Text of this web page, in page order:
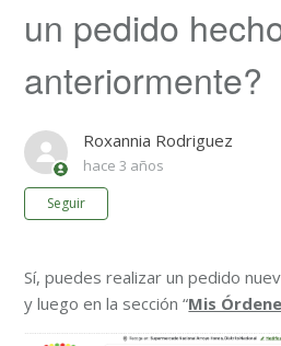
un pedido
anteriormente?
Roxannia Rodriguez
hace 3 años
Seguir
Sí, puedes realizar un pedido
y luego en la sección “Mis